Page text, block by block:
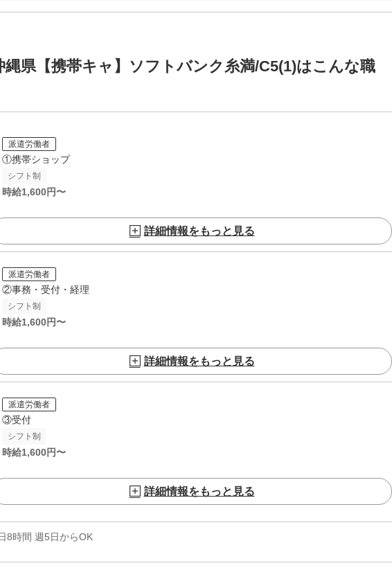
縄県【携帯キャ】ソフトバンク糸満/C5(1)はこんな職
派遣労働者
①携帯ショップ
シフト制
時給1,600円〜
詳細情報をもっと見る
派遣労働者
②事務・受付・経理
シフト制
時給1,600円〜
詳細情報をもっと見る
派遣労働者
③受付
シフト制
時給1,600円〜
詳細情報をもっと見る
8時間 週5日からOK